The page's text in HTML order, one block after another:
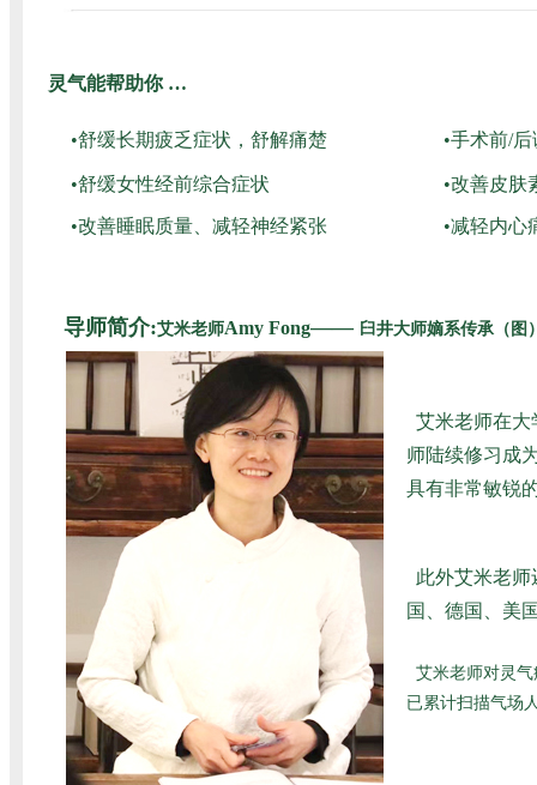
灵气能帮助你 …
•舒缓长期疲乏症状，舒解痛楚 •手术前/
•舒缓女性经前综合症状 •改善皮肤
•改善睡眠质量、减轻神经紧张 •减轻内心
导师简介:艾米老师Amy Fong—— 臼井大师嫡系传承（图
艾米老师在大
师陆续修习成
具有非常敏锐
此外艾米老
国、德国、美
艾米老师对灵
已累计扫描气场